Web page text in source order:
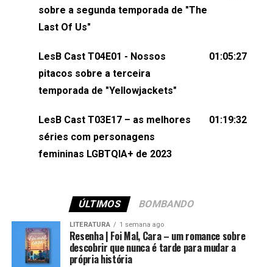
sociais:Twitter: ⁠⁠⁠⁠@lesbout_br⁠⁠⁠⁠ Instagram: ⁠⁠⁠⁠@lesbout_br⁠⁠⁠⁠
(⁠⁠⁠⁠⁠⁠@KarolenPassos⁠⁠⁠⁠⁠⁠)Participação de Bruna Fentanes
(⁠⁠⁠⁠@brunarfentanes⁠⁠⁠⁠) e Pollyelly FlorêncioEdição de
Naiady Machado
sobre a segunda temporada de "The
Last Of Us"
LesB Cast T04E01 - Nossos
pitacos sobre a terceira
temporada de "Yellowjackets"
01:05:27
LesB Cast T03E17 – as melhores
séries com personagens
femininas LGBTQIA+ de 2023
01:19:32
ÚLTIMOS BOMBANDO
LITERATURA 1 semana ago
Resenha | Foi Mal, Cara – um romance sobre
descobrir que nunca é tarde para mudar a
própria história